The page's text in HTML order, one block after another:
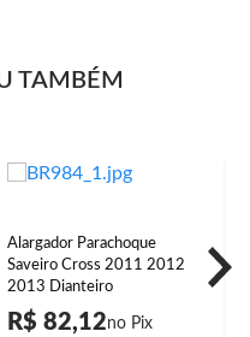
TAMBÉM
Alargador Parachoque
Saveiro Cross 2011 2012
2013 Dianteiro
R$ 82,12